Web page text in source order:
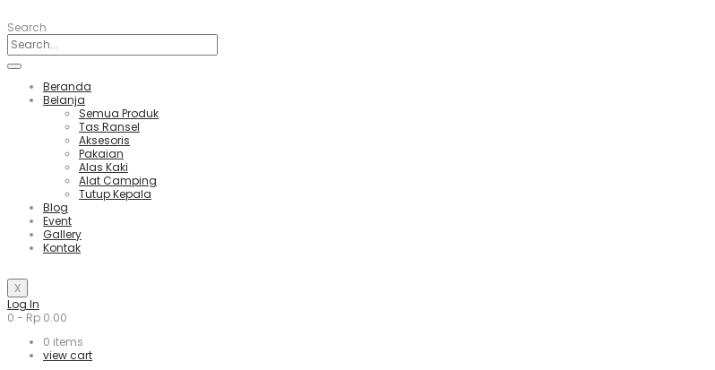
Search
Beranda
Belanja
Semua Produk
Tas Ransel
Aksesoris
Pakaian
Alas Kaki
Alat Camping
Tutup Kepala
Blog
Event
Gallery
Kontak
X
Log In
0 - Rp 0.00
0 items
view cart